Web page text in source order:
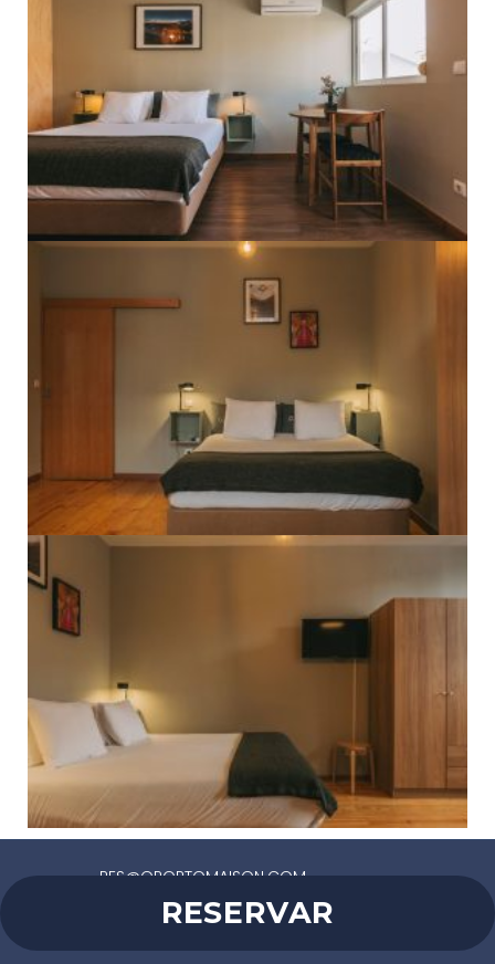
RESERVAR
RES@OPORTOMAISON.COM
OPORTO PORTUGAL